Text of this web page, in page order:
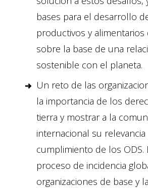
bases para el desarrollo
productivos y
sobre la base de una
sostenible con el planeta.
Un reto de las
la importancia de los
tierra y mostrar a la
internacional su relevancia
cumplimiento de los ODS.
proceso de incidencia
organizaciones de base y